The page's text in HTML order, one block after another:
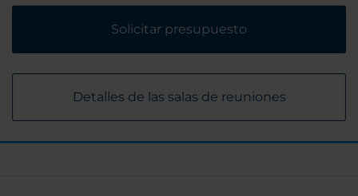
Solicitar presupuesto
Detalles de las salas de reuniones